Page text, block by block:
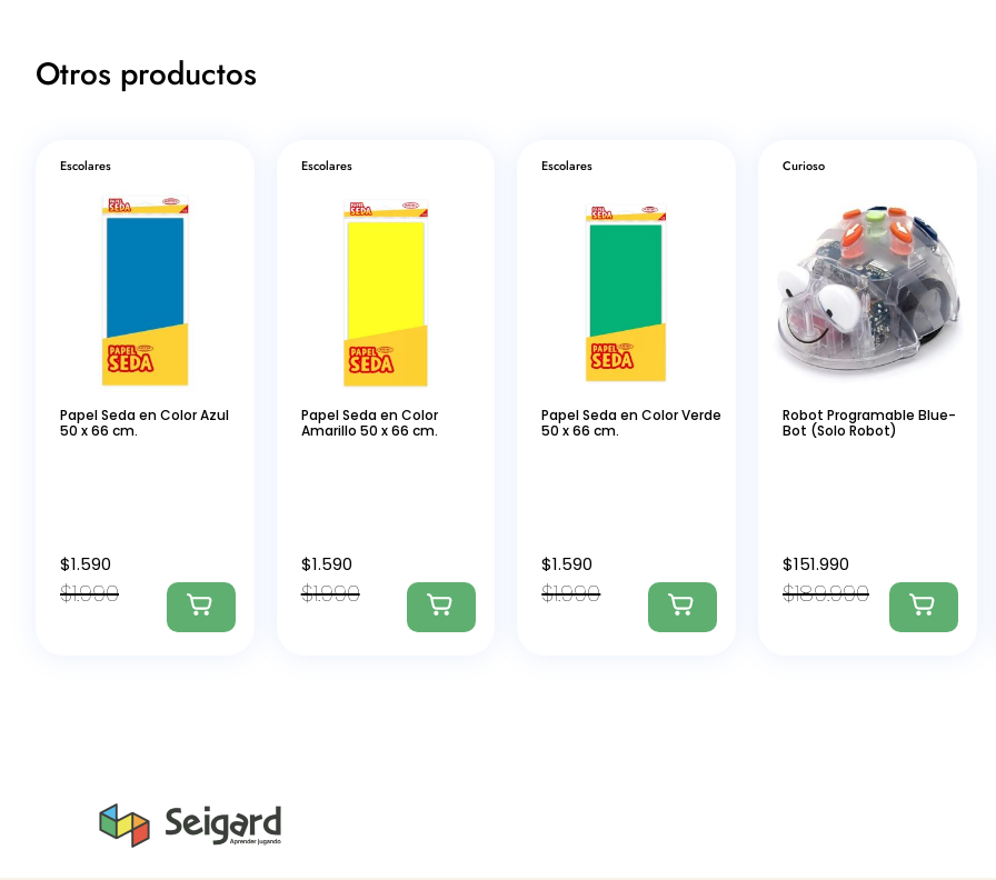
Otros productos
Escolares
Papel Seda en Color Azul
50 x 66 cm.
$1.990
$1.590
Escolares
Papel Seda en Color
Amarillo 50 x 66 cm.
$1.990
$1.590
Escolares
Papel Seda en Color Verde
50 x 66 cm.
$1.990
$1.590
Curioso
Robot Programable Blue-
Bot (Solo Robot)
$189.990
$151.990